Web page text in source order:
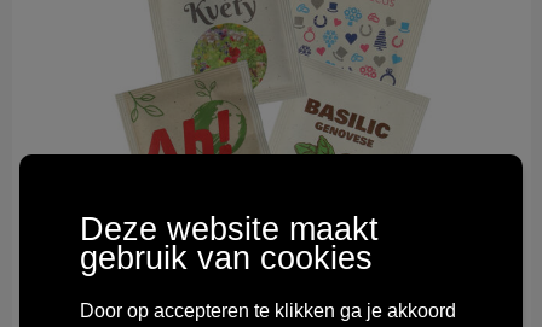
Technologie & gadgets
Themageschenken
Deze website maakt
gebruik van cookies
Door op accepteren te klikken ga je akkoord